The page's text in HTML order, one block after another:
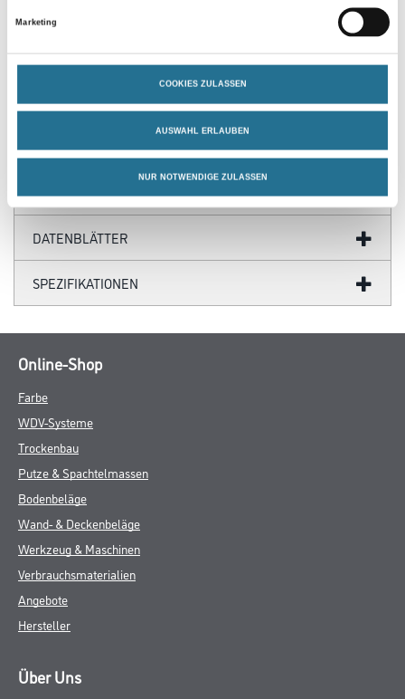
Marketing
COOKIES ZULASSEN
AUSWAHL ERLAUBEN
NUR NOTWENDIGE ZULASSEN
Produkteigenschaft
- Mit Abreißschiene aus Metall
- Maße: 8,5 x 21 cm
ZUSATZINFOS
GEFAHRENHINWEISE
DATENBLÄTTER
SPEZIFIKATIONEN
Online-Shop
Farbe
WDV-Systeme
Trockenbau
Putze & Spachtelmassen
Bodenbeläge
Wand- & Deckenbeläge
Werkzeug & Maschinen
Verbrauchsmaterialien
Angebote
Hersteller
Über Uns